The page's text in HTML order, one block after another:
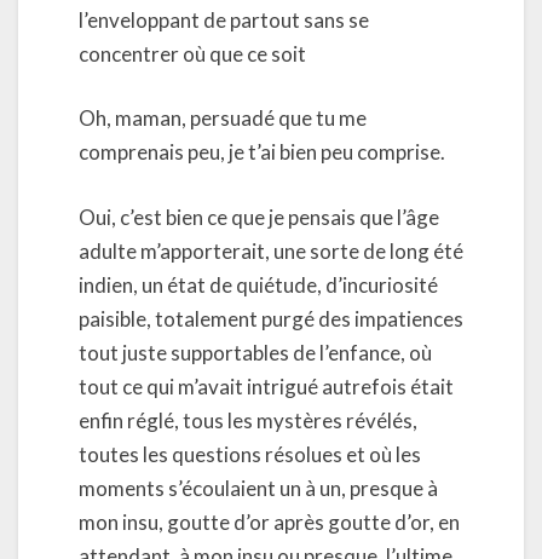
l’enveloppant de partout sans se
concentrer où que ce soit
Oh, maman, persuadé que tu me
comprenais peu, je t’ai bien peu comprise.
Oui, c’est bien ce que je pensais que l’âge
adulte m’apporterait, une sorte de long été
indien, un état de quiétude, d’incuriosité
paisible, totalement purgé des impatiences
tout juste supportables de l’enfance, où
tout ce qui m’avait intrigué autrefois était
enfin réglé, tous les mystères révélés,
toutes les questions résolues et où les
moments s’écoulaient un à un, presque à
mon insu, goutte d’or après goutte d’or, en